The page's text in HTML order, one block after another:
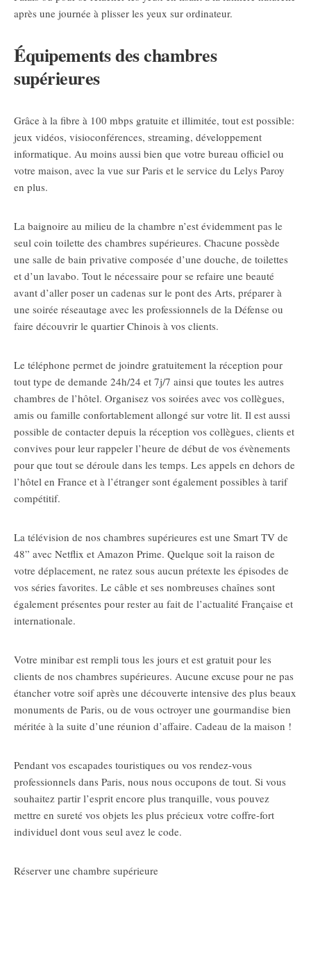
après une journée à plisser les yeux sur ordinateur.
Équipements des chambres
supérieures
Grâce à la fibre à 100 mbps gratuite et illimitée, tout est possible:
jeux vidéos, visioconférences, streaming, développement
informatique. Au moins aussi bien que votre bureau officiel ou
votre maison, avec la vue sur Paris et le service du Lelys Paroy
en plus.
La baignoire au milieu de la chambre n’est évidemment pas le
seul coin toilette des chambres supérieures. Chacune possède
une salle de bain privative composée d’une douche, de toilettes
et d’un lavabo. Tout le nécessaire pour se refaire une beauté
avant d’aller poser un cadenas sur le pont des Arts, préparer à
une soirée réseautage avec les professionnels de la Défense ou
faire découvrir le quartier Chinois à vos clients.
Le téléphone permet de joindre gratuitement la réception pour
tout type de demande 24h/24 et 7j/7 ainsi que toutes les autres
chambres de l’hôtel. Organisez vos soirées avec vos collègues,
amis ou famille confortablement allongé sur votre lit. Il est aussi
possible de contacter depuis la réception vos collègues, clients et
convives pour leur rappeler l’heure de début de vos évènements
pour que tout se déroule dans les temps. Les appels en dehors de
l’hôtel en France et à l’étranger sont également possibles à tarif
compétitif.
La télévision de nos chambres supérieures est une Smart TV de
48” avec Netflix et Amazon Prime. Quelque soit la raison de
votre déplacement, ne ratez sous aucun prétexte les épisodes de
vos séries favorites. Le câble et ses nombreuses chaînes sont
également présentes pour rester au fait de l’actualité Française et
internationale.
Votre minibar est rempli tous les jours et est gratuit pour les
clients de nos chambres supérieures. Aucune excuse pour ne pas
étancher votre soif après une découverte intensive des plus beaux
monuments de Paris, ou de vous octroyer une gourmandise bien
méritée à la suite d’une réunion d’affaire. Cadeau de la maison !
Pendant vos escapades touristiques ou vos rendez-vous
professionnels dans Paris, nous nous occupons de tout. Si vous
souhaitez partir l’esprit encore plus tranquille, vous pouvez
mettre en sureté vos objets les plus précieux votre coffre-fort
individuel dont vous seul avez le code.
Réserver une chambre supérieure